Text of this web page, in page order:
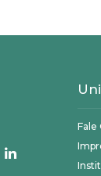
Fale